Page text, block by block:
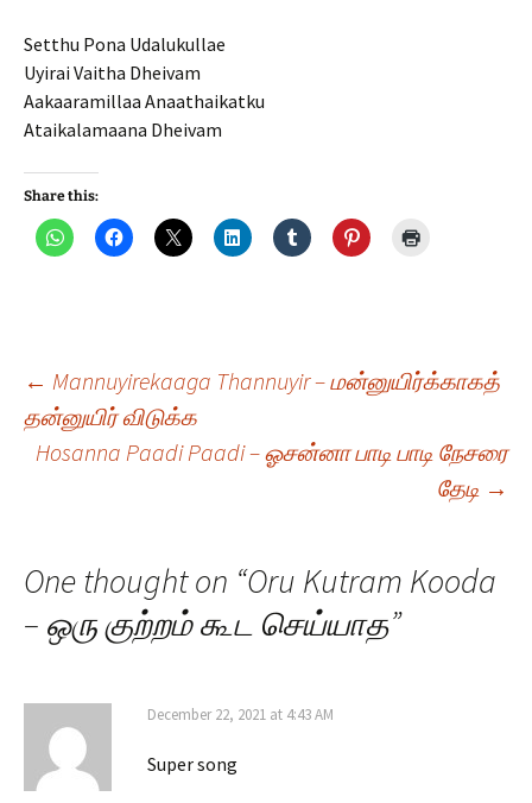
Setthu Pona Udalukullae
Uyirai Vaitha Dheivam
Aakaaramillaa Anaathaikatku
Ataikalamaana Dheivam
Share this:
Post
navigation
← Mannuyirekaaga Thannuyir – மன்னுயிர்க்காகத்
தன்னுயிர் விடுக்க
Hosanna Paadi Paadi – ஓசன்னா பாடி பாடி நேசரை
தேடி →
One thought on “Oru Kutram Kooda
– ஒரு குற்றம் கூட செய்யாத”
December 22, 2021 at 4:43 AM
Super song